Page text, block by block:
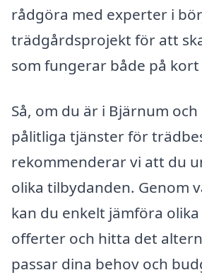
rådgöra med experter i
trädgårdsprojekt för att
som fungerar både på kort
Så, om du är i Bjärnum
pålitliga tjänster för
rekommenderar vi att du
olika tilbydanden. Genom
kan du enkelt jämföra
offerter och hitta det
passar dina behov och